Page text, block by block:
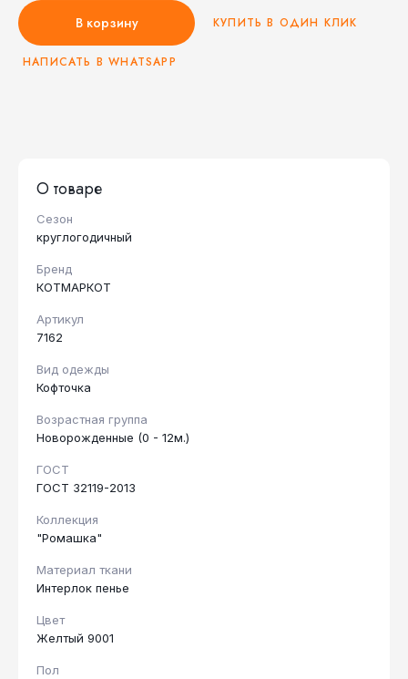
В корзину КУПИТЬ В ОДИН КЛИК
НАПИСАТЬ В WHATSAPP
О товаре
Сезон
круглогодичный
Бренд
КОТМАРКОТ
Артикул
7162
Вид одежды
Кофточка
Возрастная группа
Новорожденные (0 - 12м.)
ГОСТ
ГОСТ 32119-2013
Коллекция
"Ромашка"
Материал ткани
Интерлок пенье
Цвет
Желтый 9001
Пол